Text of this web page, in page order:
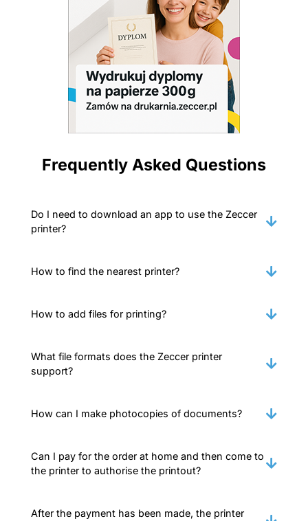
Frequently Asked Questions
Do I need to download an app to use the Zeccer
printer?
How to find the nearest printer?
How to add files for printing?
What file formats does the Zeccer printer
support?
How can I make photocopies of documents?
Can I pay for the order at home and then come to
the printer to authorise the printout?
After the payment has been made, the printer